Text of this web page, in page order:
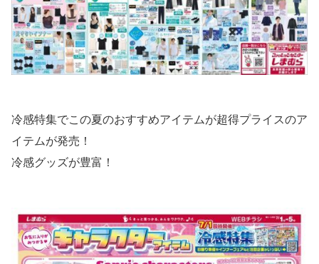
冷感特集でこの夏のおすすめアイテムが超得プライスのア
イテムが発売！
冷感グッズが豊富！